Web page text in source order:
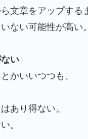
文章をアップする
ない可能性が高い。
い
かいいつつも、
あり得ない。
。